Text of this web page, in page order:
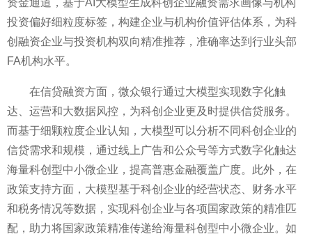
资金通道，基于AI大模型生成科创企业融资需求画像与机构
投资偏好细粒度标签，构建企业与机构价值评估体系，为科
创融资企业与投资机构双向精准推荐，准确率达到行业头部
FA机构水平。
在信贷融资方面，微众银行通过大模型实现数字化触
达、运营和大数据风控，为科创企业更及时提供信贷服务。
而基于细颗粒度企业认知，大模型可以分析不同科创企业的
信贷需求和规模，通过线上广告和公众号等方式数字化触达
海量科创型中小微企业，提高普惠金融覆盖广度。此外，在
政策支持方面，大模型基于科创企业的经营状态、财务水平
和税务情况等数据，实现科创企业与各项国家政策的精准匹
配，助力将国家政策精准传递给海量科创型中小微企业。如